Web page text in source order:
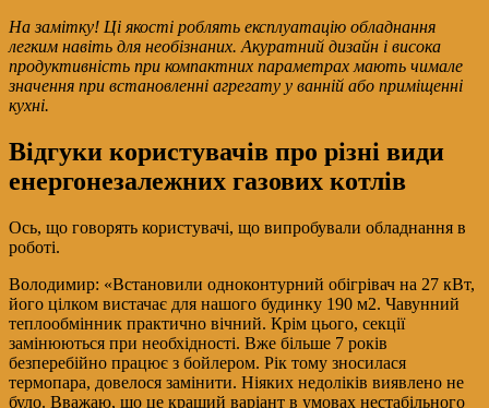
На замітку! Ці якості роблять експлуатацію обладнання
легким навіть для необізнаних. Акуратний дизайн і висока
продуктивність при компактних параметрах мають чимале
значення при встановленні агрегату у ванній або приміщенні
кухні.
Відгуки користувачів про різні види
енергонезалежних газових котлів
Ось, що говорять користувачі, що випробували обладнання в
роботі.
Володимир: «Встановили одноконтурний обігрівач на 27 кВт,
його цілком вистачає для нашого будинку 190 м2. Чавунний
теплообмінник практично вічний. Крім цього, секції
замінюються при необхідності. Вже більше 7 років
безперебійно працює з бойлером. Рік тому зносилася
термопара, довелося замінити. Ніяких недоліків виявлено не
було. Вважаю, що це кращий варіант в умовах нестабільного